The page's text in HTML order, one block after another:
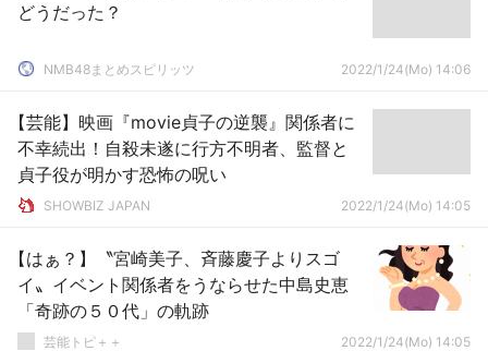
どうだった？
NMB48まとめスピリッツ 2022/1/24(Mo) 14:06
【芸能】映画『movie貞子の逆襲』関係者に
不幸続出！自殺未遂に行方不明者、監督と
貞子役が明かす恐怖の呪い
SHOWBIZ JAPAN 2022/1/24(Mo) 14:05
【はぁ？】〝宮崎美子、斉藤慶子よりスゴ
イ〟イベント関係者をうならせた中島史恵
「奇跡の５０代」の軌跡
芸能トピ＋＋ 2022/1/24(Mo) 14:05